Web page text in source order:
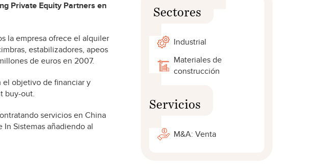
Private Equity Partners en
la empresa ofrece el alquiler
estabilizadores, apeos
de euros en 2007.
el objetivo de financiar y
buy-out.
servicios en China
Sistemas añadiendo al
Sectores
Industrial
Materiales de
construcción
Servicios
M&A: Venta